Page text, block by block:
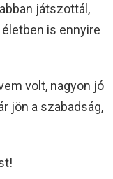
játszottál,
is ennyire
volt, nagyon jó
jön a szabadság,